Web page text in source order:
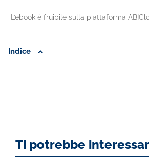
L’ebook è fruibile sulla piattaforma
Indice
Ti potrebbe